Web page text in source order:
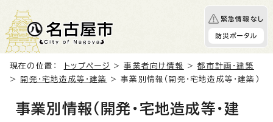
緊急情報なし
防災ポータル
現在の位置： トップページ >事業者向け情報 >都市計画・建築
>
開発・宅地造成等・建築 > 事業別情報（開発・宅地造成等・建築）
事業別情報（開発・宅地造成等・建